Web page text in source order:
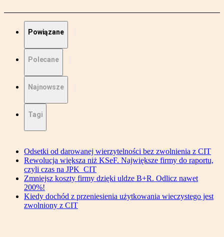
Powiązane
Polecane
Najnowsze
Tagi
Odsetki od darowanej wierzytelności bez zwolnienia z CIT
Rewolucja większa niż KSeF. Największe firmy do raportu,
czyli czas na JPK_CIT
Zmniejsz koszty firmy dzięki uldze B+R. Odlicz nawet
200%!
Kiedy dochód z przeniesienia użytkowania wieczystego jest
zwolniony z CIT